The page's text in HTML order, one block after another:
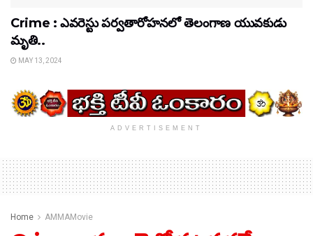
Crime : ఎవరెస్టు పర్వతారోహనలో తెలంగాణ యువకుడు
మృతి..
MAY 13, 2024
ADVERTISEMENT
Home AMMAMovie